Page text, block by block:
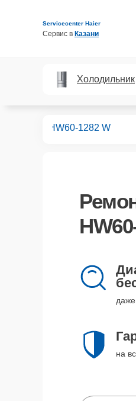
Servicecenter Haier
Сервис в Казани
Холодильник
HW60-1282 W
на